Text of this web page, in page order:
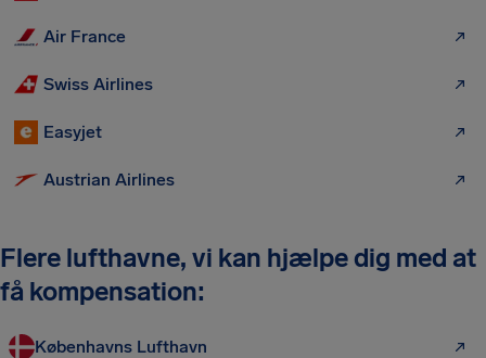
Air France
Swiss Airlines
Easyjet
Austrian Airlines
Flere lufthavne, vi kan hjælpe dig med at
få kompensation:
Københavns Lufthavn